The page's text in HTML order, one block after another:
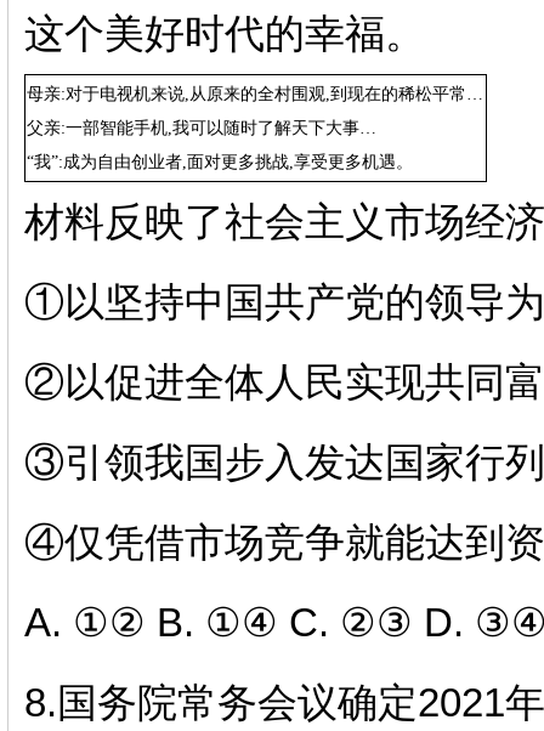
这个美好时代的幸福。
母亲:对于电视机来说,从原来的全村围观,到现在的稀松平常…
父亲:一部智能手机,我可以随时了解天下大事…
“我”:成为自由创业者,面对更多挑战,享受更多机遇。
材料反映了社会主义市场经
①以坚持中国共产党的领导
②以促进全体人民实现共同
③引领我国步入发达国家行列
④仅凭借市场竞争就能达到
A. ①② B. ①④ C. ②③ D.
8.国务院常务会议确定2021